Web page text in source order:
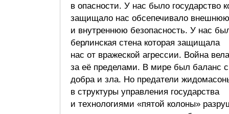
в опасности. У нас было государство
защищало нас обсепечивало внешнюю
и внутреннюю безопасность. У нас
берлинская стена которая защищала
нас от вражеской агрессии. Война
за её пределами. В мире был баланс
добра и зла. Но предатели
в структуры управления государства
и технологиями «пятой колоны»